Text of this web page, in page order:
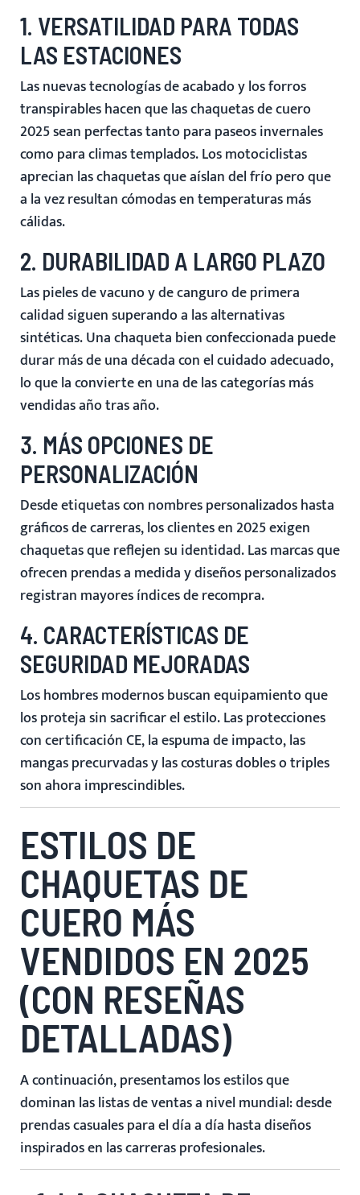
1. VERSATILIDAD PARA TODAS
LAS ESTACIONES
Las nuevas tecnologías de acabado y los forros
transpirables hacen que las chaquetas de cuero
2025 sean perfectas tanto para paseos invernales
como para climas templados. Los motociclistas
aprecian las chaquetas que aíslan del frío pero que
a la vez resultan cómodas en temperaturas más
cálidas.
2. DURABILIDAD A LARGO PLAZO
Las pieles de vacuno y de canguro de primera
calidad siguen superando a las alternativas
sintéticas. Una chaqueta bien confeccionada puede
durar más de una década con el cuidado adecuado,
lo que la convierte en una de las categorías más
vendidas año tras año.
3. MÁS OPCIONES DE
PERSONALIZACIÓN
Desde etiquetas con nombres personalizados hasta
gráficos de carreras, los clientes en 2025 exigen
chaquetas que reflejen su identidad. Las marcas que
ofrecen prendas a medida y diseños personalizados
registran mayores índices de recompra.
4. CARACTERÍSTICAS DE
SEGURIDAD MEJORADAS
Los hombres modernos buscan equipamiento que
los proteja sin sacrificar el estilo. Las protecciones
con certificación CE, la espuma de impacto, las
mangas precurvadas y las costuras dobles o triples
son ahora imprescindibles.
ESTILOS DE
CHAQUETAS DE
CUERO MÁS
VENDIDOS EN 2025
(CON RESEÑAS
DETALLADAS)
A continuación, presentamos los estilos que
dominan las listas de ventas a nivel mundial: desde
prendas casuales para el día a día hasta diseños
inspirados en las carreras profesionales.